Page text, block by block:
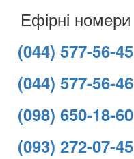
Ефірні номери
(044) 577-56-45
(044) 577-56-46
(098) 650-18-60
(093) 272-07-45